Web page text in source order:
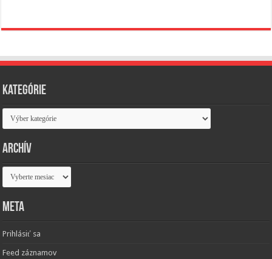
Kategórie
Kategórie
Archív
Archív
Meta
Prihlásiť sa
Feed záznamov